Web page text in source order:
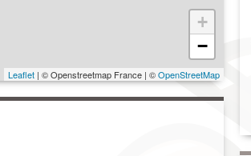
+
−
Leaflet| © Openstreetmap France | ©OpenStreetMap